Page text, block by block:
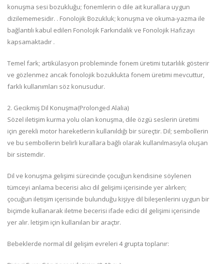
konuşma sesi bozukluğu; fonemlerin o dile ait kurallara uygun
dizilememesidir. . Fonolojik Bozukluk; konuşma ve okuma-yazma ile
bağlantılı kabul edilen Fonolojik Farkındalık ve Fonolojik Hafızayı
kapsamaktadır .
Temel fark; artikülasyon probleminde fonem üretimi tutarlılık gösterir
ve gözlenmez ancak fonolojik bozuklukta fonem üretimi mevcuttur,
farklı kullanımları söz konusudur.
2. Gecikmiş Dil Konuşma(Prolonged Alalia)
Sözel iletişim kurma yolu olan konuşma, dile özgü seslerin üretimi
için gerekli motor hareketlerin kullanıldığı bir süreçtir. Dil; sembollerin
ve bu sembollerin belirli kurallara bağlı olarak kullanılmasıyla oluşan
bir sistemdir.
Dil ve konuşma gelişimi sürecinde çocuğun kendisine söylenen
tümceyi anlama becerisi alıcı dil gelişimi içerisinde yer alırken;
çocuğun iletişim içerisinde bulunduğu kişiye dil bileşenlerini uygun bir
biçimde kullanarak iletme becerisi ifade edici dil gelişimi içerisinde
yer alır. letişim için kullanılan bir araçtır.
Bebeklerde normal dil gelişim evreleri 4 grupta toplanır: